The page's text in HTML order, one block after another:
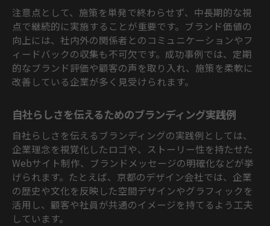
注意点として、施策を単発で終わらせず、中長期的な視
点で継続的に実施することが重要です。ブランド価値の
向上には、社内外の関係者とのコミュニケーションやフ
ィードバックの収集も不可欠です。成功事例では、定期
的なブランド評価や顧客の声を取り入れ、施策を柔軟に
改善している企業が多く見受けられます。
自社らしさを伝えるためのブランディング実践例
自社らしさを伝えるブランディングの実践例としては、
企業理念を視覚化したロゴや、ストーリー性を持たせた
Webサイト制作、ブランドメッセージの明確化などが挙
げられます。たとえば、京都のデザイン会社では、企業
の歴史や文化を反映した空間デザインやグラフィックを
活用し、顧客や社員が共通のイメージを持てるよう工夫
しています。